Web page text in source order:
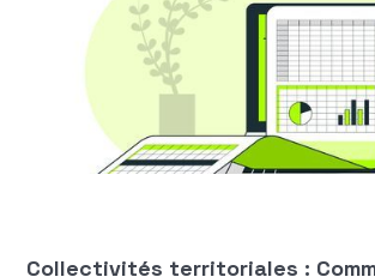
Collectivités territoriales :